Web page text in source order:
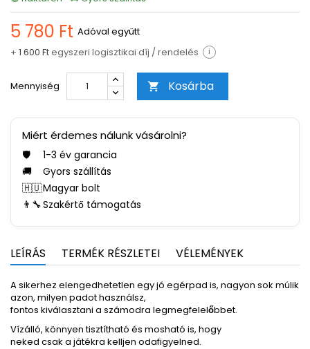
5 780 Ft Adóval együtt
+ 1 600 Ftegyszeri logisztikai díj / rendelés i
Mennyiség  Kosárba
Miért érdemes nálunk vásárolni?
🛡️
1-3 év garancia
🚚
Gyors szállítás
🇭🇺Magyar bolt
👨‍🔧Szakértő támogatás
LEÍRÁS TERMÉK RÉSZLETEI VÉLEMÉNYEK
A sikerhez elengedhetetlen egy jó egérpad is, nagyon sok múlik
azon, milyen padot használsz,
fontos kiválasztani a számodra legmegfelelőbbet.
Vízálló, könnyen tisztítható és mosható is, hogy
neked csak a játékra kelljen odafigyelned.